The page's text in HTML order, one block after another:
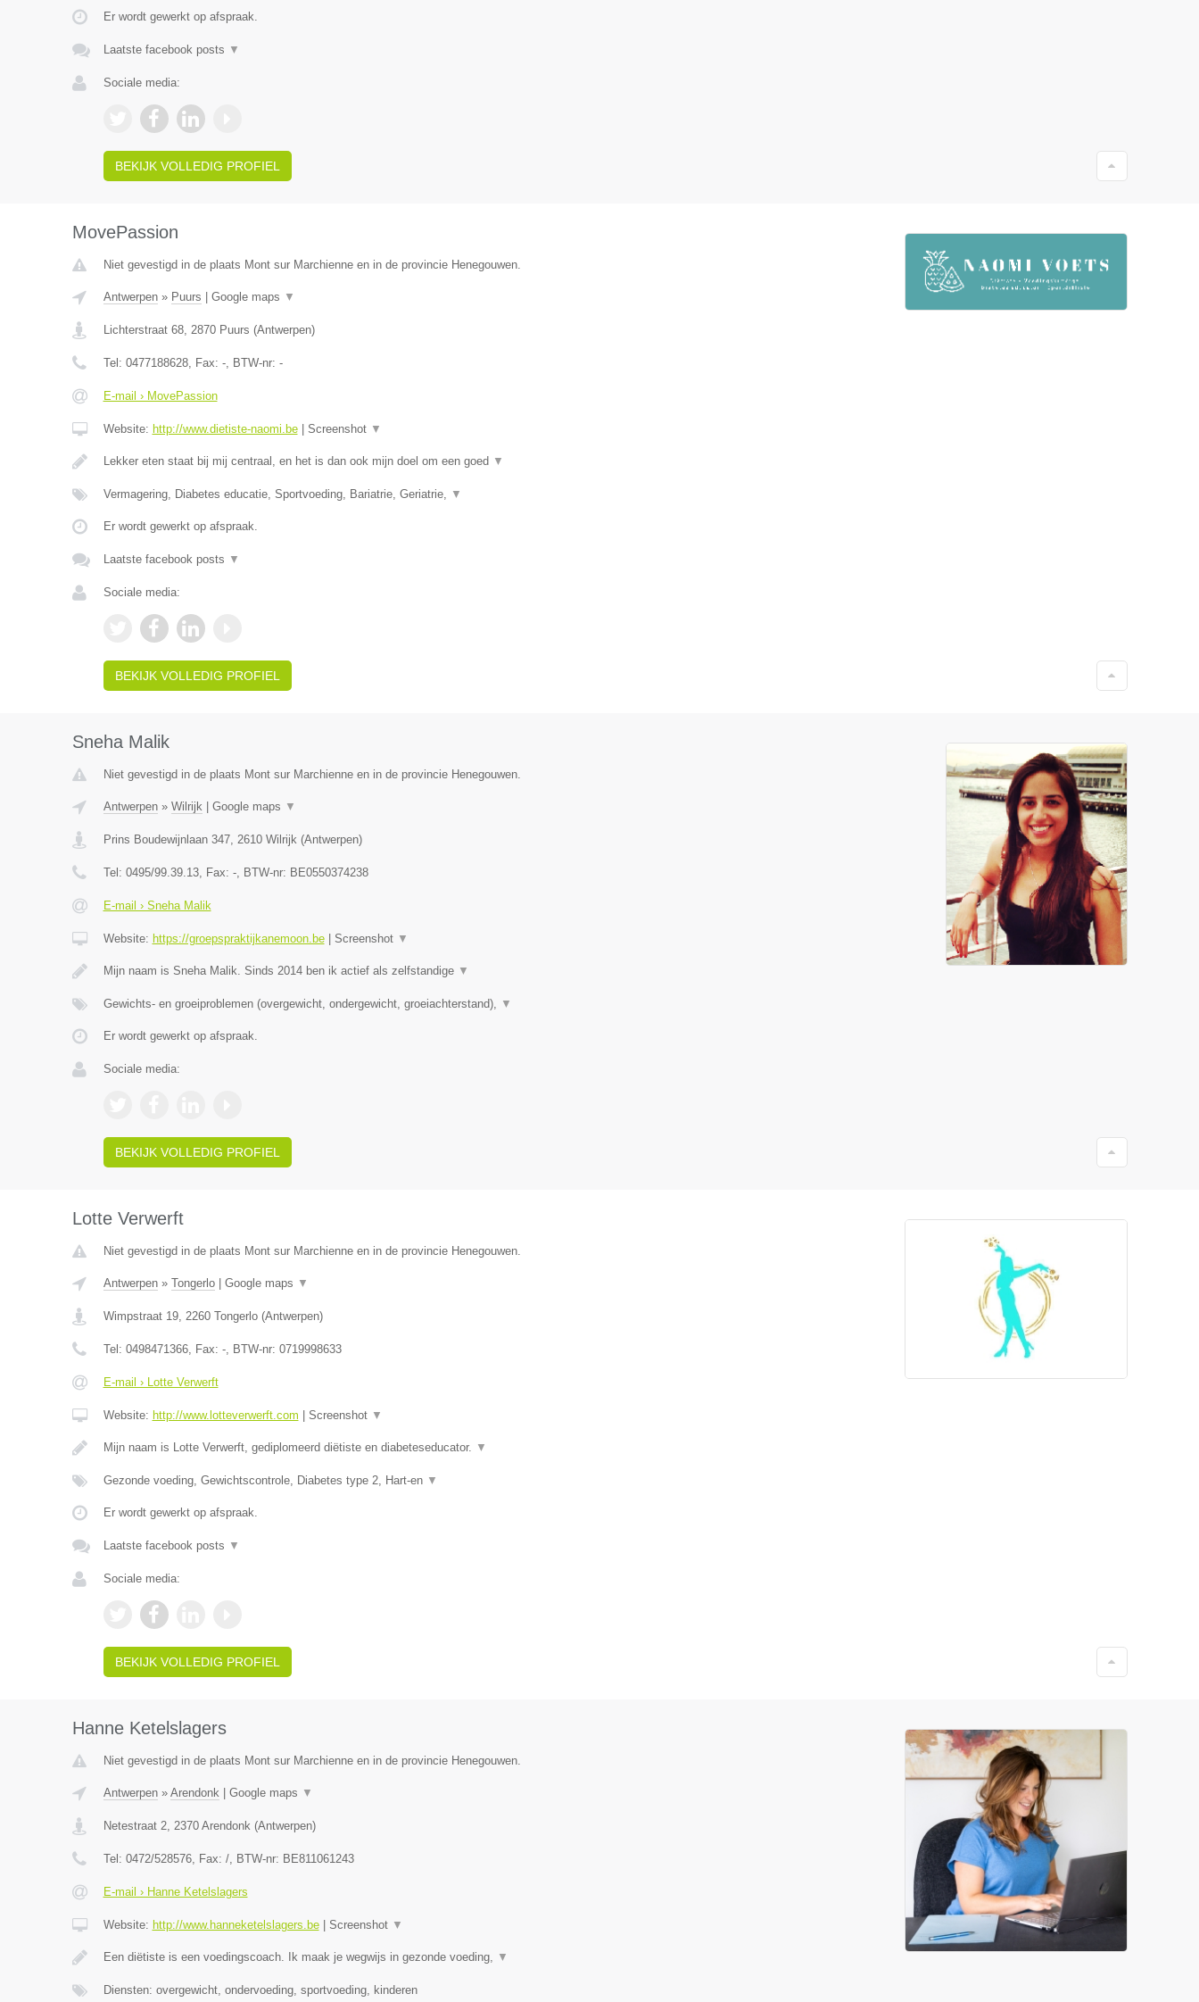
Er wordt gewerkt op afspraak.
Laatste facebook posts ▼
Sociale media:
BEKIJK VOLLEDIG PROFIEL
MovePassion
Niet gevestigd in de plaats Mont sur Marchienne en in de provincie Henegouwen.
Antwerpen» Puurs Google maps ▼
Lichterstraat 68, 2870 Puurs (Antwerpen)
Tel: 0477188628, Fax: -, BTW-nr: -
E-mail › MovePassion
Website: http://www.dietiste-naomi.be| Screenshot ▼
Lekker eten staat bij mij centraal, en het is dan ook mijn doel om een goed ▼
Vermagering, Diabetes educatie, Sportvoeding, Bariatrie, Geriatrie, ▼
Er wordt gewerkt op afspraak.
Laatste facebook posts ▼
Sociale media:
BEKIJK VOLLEDIG PROFIEL
Sneha Malik
Niet gevestigd in de plaats Mont sur Marchienne en in de provincie Henegouwen.
Antwerpen» Wilrijk| Google maps ▼
Prins Boudewijnlaan 347, 2610 Wilrijk(Antwerpen)
Tel: 0495/99.39.13, Fax: -, BTW-nr: BE0550374238
E-mail › Sneha Malik
Website: https://groepspraktijkanemoon.be| Screenshot ▼
Mijn naam is Sneha Malik. Sinds 2014 ben ik actief als zelfstandige ▼
Gewichts- en groeiproblemen (overgewicht, ondergewicht, groeiachterstand), ▼
Er wordt gewerkt op afspraak.
Sociale media:
BEKIJK VOLLEDIG PROFIEL
Lotte Verwerft
Niet gevestigd in de plaats Mont sur Marchienne en in de provincie Henegouwen.
Antwerpen» Tongerlo| Google maps ▼
Wimpstraat 19, 2260 Tongerlo(Antwerpen)
Tel: 0498471366, Fax: -, BTW-nr: 0719998633
E-mail › Lotte Verwerft
Website: http://www.lotteverwerft.com Screenshot ▼
Mijn naam is Lotte Verwerft, gediplomeerd diëtiste en diabeteseducator. ▼
Gezonde voeding, Gewichtscontrole, Diabetes type 2, Hart-en ▼
Er wordt gewerkt op afspraak.
Laatste facebook posts ▼
Sociale media:
BEKIJK VOLLEDIG PROFIEL
Hanne Ketelslagers
Niet gevestigd in de plaats Mont sur Marchienne en in de provincie Henegouwen.
Antwerpen» Arendonk| Google maps ▼
Netestraat 2, 2370 Arendonk(Antwerpen)
Tel: 0472/528576, Fax: /, BTW-nr: BE811061243
E-mail › Hanne Ketelslagers
Website: http://www.hanneketelslagers.be| Screenshot ▼
Een diëtiste is een voedingscoach. Ik maak je wegwijs in gezonde voeding, ▼
Diensten: overgewicht, ondervoeding, sportvoeding, kinderen